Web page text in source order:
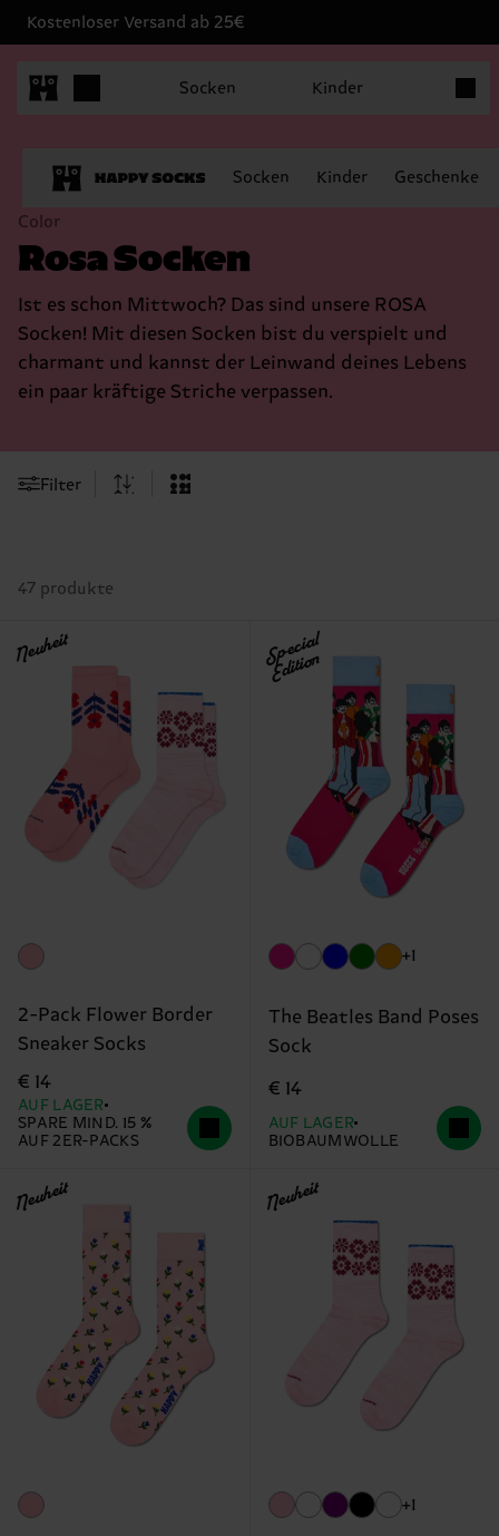
Kostenloser Versand ab 25€
Socken Kinder
Socken Kinder Geschenke
Color
Rosa Socken
Ist es schon Mittwoch? Das sind unsere ROSA
Socken! Mit diesen Socken bist du verspielt und
charmant und kannst der Leinwand deines Lebens
ein paar kräftige Striche verpassen.
Filter
47 produkte
Neuheit
2-Pack Flower Border
Sneaker Socks
€ 14
AUF LAGER
SPARE MIND. 15 %
AUF 2ER-PACKS
Special
Edition
+1
The Beatles Band Poses
Sock
€ 14
AUF LAGER
BIOBAUMWOLLE
Neuheit Neuheit
+1